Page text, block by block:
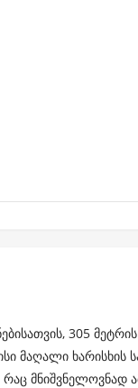
305
მაღალი ხარისხის
მნიშვნელოვნად